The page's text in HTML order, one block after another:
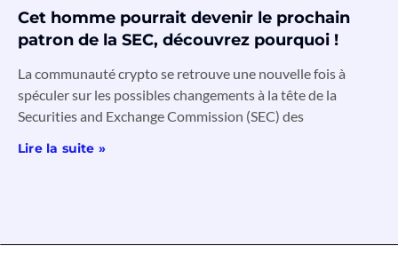
Cet homme pourrait devenir le prochain
patron de la SEC, découvrez pourquoi !
La communauté crypto se retrouve une nouvelle fois à
spéculer sur les possibles changements à la tête de la
Securities and Exchange Commission (SEC) des
Lire la suite »